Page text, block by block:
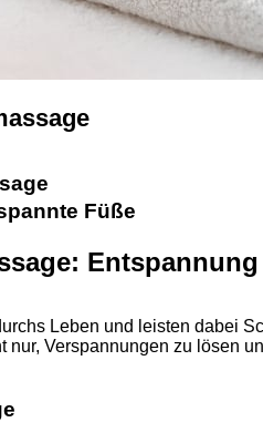
Füße
Leben und leisten dabei
Verspannungen zu lösen